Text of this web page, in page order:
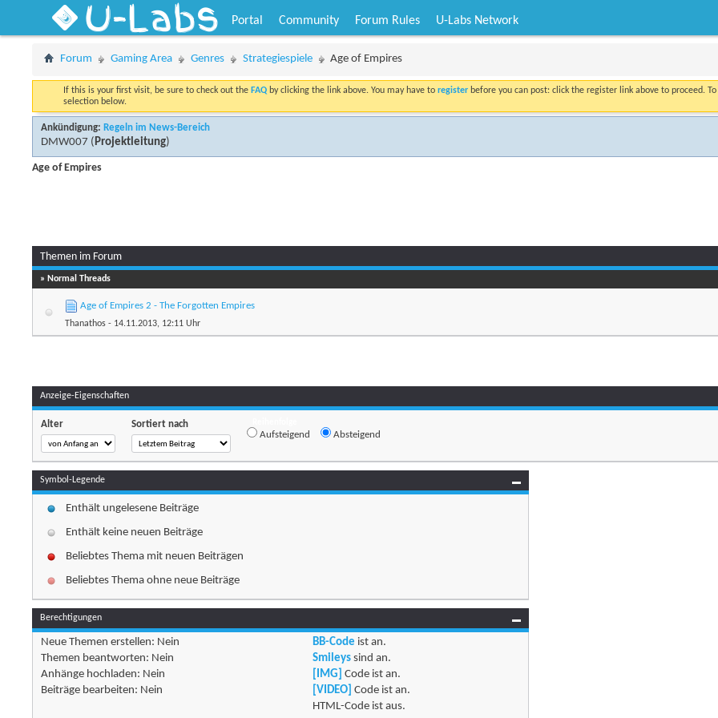
U-Labs Portal Community Forum Rules U-Labs Network
Forum Gaming Area Genres Strategiespiele Age of Empires
If this is your first visit, be sure to check out the FAQ by clicking the link above. You may have toregister before you can post: click the register link above to proceed.
selection below.
Ankündigung: Regeln im News-Bereich
DMW007 (Projektleitung)
Age of Empires
Themen im Forum
» Normal Threads
Age of Empires 2 - The Forgotten Empires
Thanathos - 14.11.2013, 12:11 Uhr
Anzeige-Eigenschaften
Alter Sortiert nach
Aufsteigend Absteigend
Symbol-Legende
Enthält ungelesene Beiträge
Enthält keine neuen Beiträge
Beliebtes Thema mit neuen Beiträgen
Beliebtes Thema ohne neue Beiträge
Berechtigungen
Neue Themen erstellen: Nein
Themen beantworten: Nein
Anhänge hochladen: Nein
Beiträge bearbeiten: Nein
BB-Code ist an.
Smileyssind an.
[IMG] Code ist an.
[VIDEO] Code ist an.
HTML-Code ist aus.